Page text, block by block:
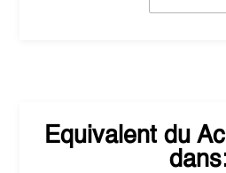
Equivalent du